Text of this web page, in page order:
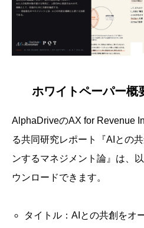
ホワイトペーパー概
AlphaDriveのAX for Revenue
る共同研究レポート『AIとの
ンするマネジメント論』は、
ウンロードできます。
タイトル：AIとの共創をオ